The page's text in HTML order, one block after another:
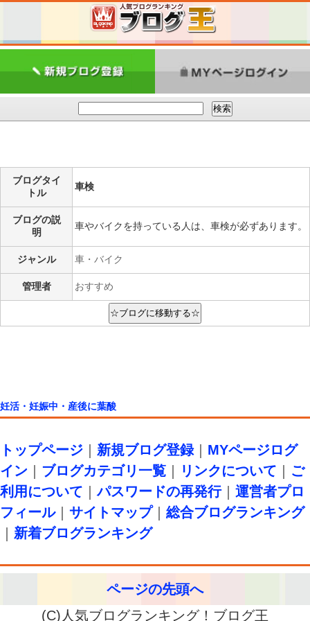
ブログタイ
トル
車検
ブログの説
明
車やバイクを持っている人は、車検が必ずあります。
ジャンル 車・バイク
管理者 おすすめ
妊活・妊娠中・産後に葉酸
トップページ 新規ブログ登録｜ MYページログ
イン
ブログカテゴリ一覧 リンクについて
ご
利用について ｜パスワードの再発行｜ 運営者プロ
フィール｜ サイトマップ｜ 総合ブログランキング
新着ブログランキング
ページの先頭へ
(C)人気ブログランキング！ブログ王